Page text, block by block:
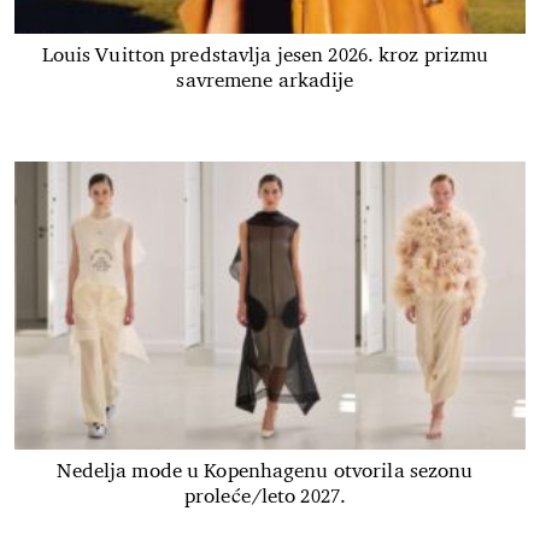
Louis Vuitton predstavlja jesen 2026. kroz prizmu
savremene arkadije
Nedelja mode u Kopenhagenu otvorila sezonu
proleće/leto 2027.